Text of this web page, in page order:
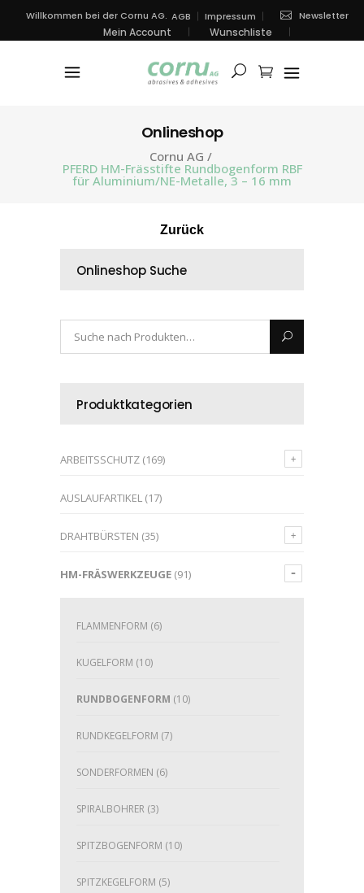
Willkommen bei der Cornu AG. AGB Impressum Newsletter
Mein Account Wunschliste
Onlineshop
Cornu AG /
PFERD HM-Frässtifte Rundbogenform RBF
für Aluminium/NE-Metalle, 3 – 16 mm
Zurück
Onlineshop Suche
Produktkategorien
ARBEITSSCHUTZ (169)
AUSLAUFARTIKEL (17)
DRAHTBÜRSTEN (35)
HM-FRÄSWERKZEUGE (91)
FLAMMENFORM (6)
KUGELFORM (10)
RUNDBOGENFORM (10)
RUNDKEGELFORM (7)
SONDERFORMEN (6)
SPIRALBOHRER (3)
SPITZBOGENFORM (10)
SPITZKEGELFORM (5)